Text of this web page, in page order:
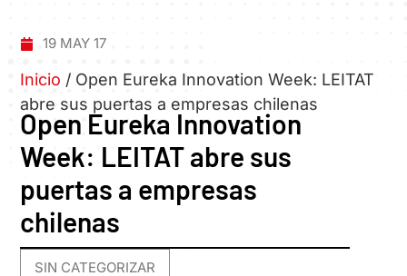
19 MAY 17
Inicio / Open Eureka Innovation Week: LEITAT
abre sus puertas a empresas chilenas
Open Eureka Innovation
Week: LEITAT abre sus
puertas a empresas
chilenas
SIN CATEGORIZAR